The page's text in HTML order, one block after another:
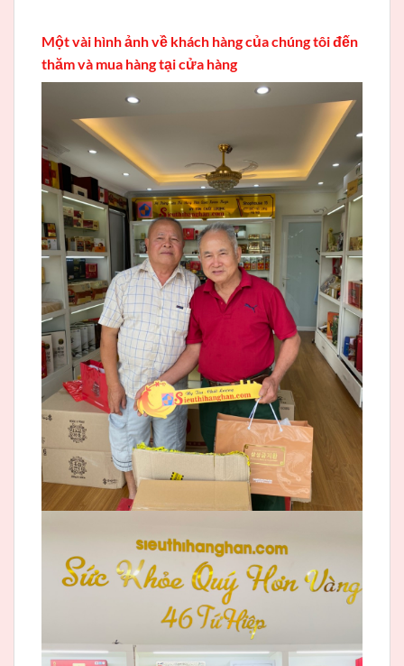
Một vài hình ảnh về khách hàng của chúng tôi đến
thăm và mua hàng tại cửa hàng